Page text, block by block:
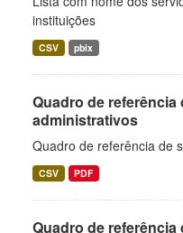
instituições
CSV pbix
Quadro de
administrativos
Quadro de referência de
CSV PDF
Quadro de